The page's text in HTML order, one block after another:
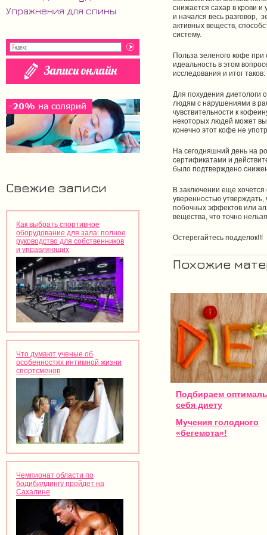
Упражнения для спины
Свежие записи
Как выбрать спортивное
оборудование для зала: полное
руководство для собственников
и управляющих
Что думают ученые об
особенностях интимной жизни
спортсменов
Чемпионат области по
бодибилдингу пройдет на
Сахалине
снижается сахар в крови и
и начался весь разговор,
активных веществ,
систему.
Польза зеленого кофе
идеальность в этом
исследования и итог
Для похудения диетологи
людям с нарушениями в
чувствительности к
некоторых людей может
конечно этот кофе не
На сегодняшний день на
сертификатами и
было подтверждено
В заключении еще
уверенностью
побочных эффектов или
вещества, что точно
Остерегайтесь подделок!!!
Похожие
Подбираем
себя диету
Мучения голодного
«бегемота»!